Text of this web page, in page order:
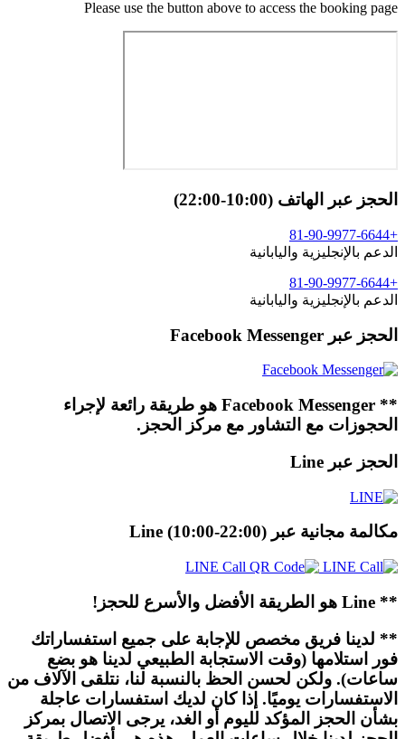
Please use the button above to access the booking page
الحجز عبر الهاتف (10:00-22:00)
+81-90-9977-6644
الدعم بالإنجليزية واليابانية
+81-90-9977-6644
الدعم بالإنجليزية واليابانية
الحجز عبر Facebook Messenger
** Facebook Messenger هو طريقة رائعة لإجراء
الحجوزات مع التشاور مع مركز الحجز.
الحجز عبر Line
مكالمة مجانية عبر Line (10:00-22:00)
** Line هو الطريقة الأفضل والأسرع للحجز!
** لدينا فريق مخصص للإجابة على جميع استفساراتك
فور استلامها (وقت الاستجابة الطبيعي لدينا هو بضع
ساعات). ولكن لحسن الحظ بالنسبة لنا، نتلقى الآلاف من
الاستفسارات يوميًا. إذا كان لديك استفسارات عاجلة
بشأن الحجز المؤكد لليوم أو الغد، يرجى الاتصال بمركز